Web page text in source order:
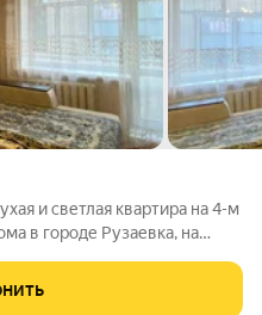
и светлая квартира на 4-м
в городе Рузаевка, на
трубы и электропроводка.